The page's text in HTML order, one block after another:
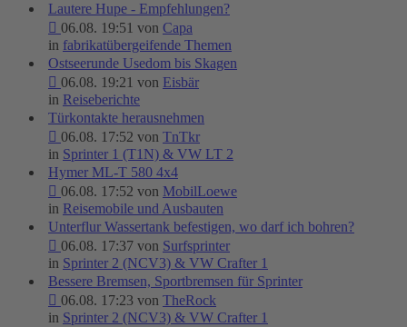
Lautere Hupe - Empfehlungen?
06.08. 19:51 von Capa
in fabrikatübergeifende Themen
Ostseerunde Usedom bis Skagen
06.08. 19:21 von Eisbär
in Reiseberichte
Türkontakte herausnehmen
06.08. 17:52 von TnTkr
in Sprinter 1 (T1N) & VW LT 2
Hymer ML-T 580 4x4
06.08. 17:52 von MobilLoewe
in Reisemobile und Ausbauten
Unterflur Wassertank befestigen, wo darf ich bohren?
06.08. 17:37 von Surfsprinter
in Sprinter 2 (NCV3) & VW Crafter 1
Bessere Bremsen, Sportbremsen für Sprinter
06.08. 17:23 von TheRock
in Sprinter 2 (NCV3) & VW Crafter 1